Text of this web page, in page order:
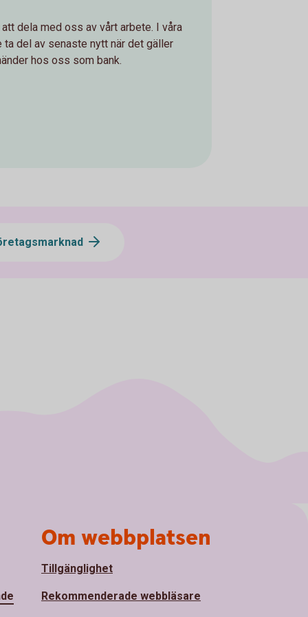
dela med oss av vårt arbete. I våra
ta del av senaste nytt när det gäller
hos oss som bank.
Om webbplatsen
Tillgänglighet
Rekommenderade webbläsare